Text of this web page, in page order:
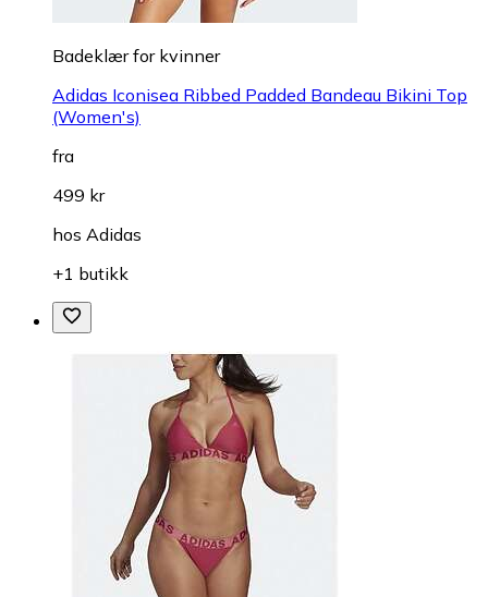
Badeklær for kvinner
Adidas Iconisea Ribbed Padded Bandeau Bikini Top
(Women's)
fra
499 kr
hos Adidas
+1 butikk